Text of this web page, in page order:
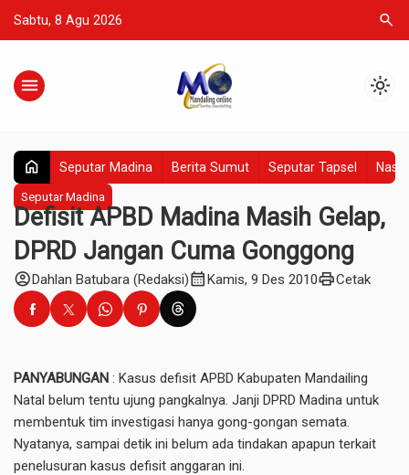
Sabtu, 8 Agu 2026 search
menu light_mode
home Seputar Madina Berita Sumut Seputar Tapsel
Seputar Madina
Defisit APBD Madina Masih Gelap,
DPRD Jangan Cuma Gonggong
account_circleDahlan Batubara (Redaksi)calendar_monthKamis, 9 Des 2010printCetak
PANYABUNGAN : Kasus defisit APBD Kabupaten Mandailing
Natal belum tentu ujung pangkalnya. Janji DPRD Madina untuk
membentuk tim investigasi hanya gong-gongan semata.
Nyatanya, sampai detik ini belum ada tindakan apapun terkait
penelusuran kasus defisit anggaran ini.